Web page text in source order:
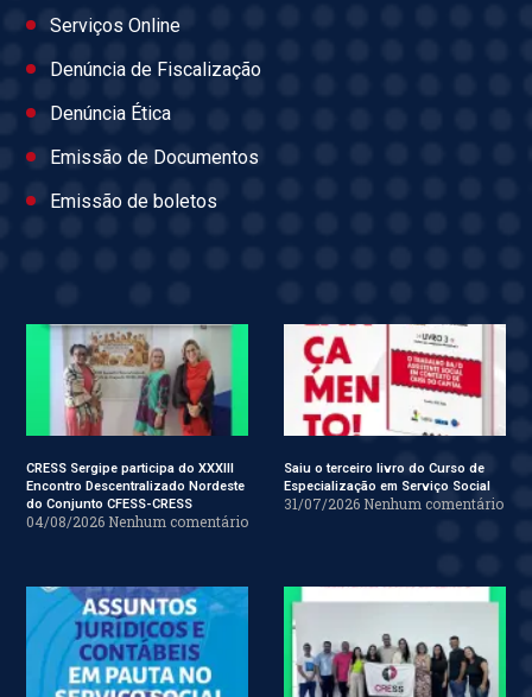
Serviços Online
Denúncia de Fiscalização
Denúncia Ética
Emissão de Documentos
Emissão de boletos
CRESS Sergipe participa do XXXIII
Encontro Descentralizado Nordeste
do Conjunto CFESS-CRESS
04/08/2026 Nenhum comentário
Saiu o terceiro livro do Curso de
Especialização em Serviço Social
31/07/2026 Nenhum comentário